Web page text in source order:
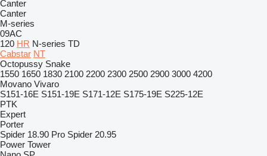
Canter
Canter
M-series
09AC
120 HR N-series TD
Cabstar NT
Octopussy Snake
1550 1650 1830 2100 2200 2300 2500 2900 3000 4200
Movano Vivaro
S151-16E S151-19E S171-12E S175-19E S225-12E
PTK
Expert
Porter
Spider 18.90 Pro Spider 20.95
Power Tower